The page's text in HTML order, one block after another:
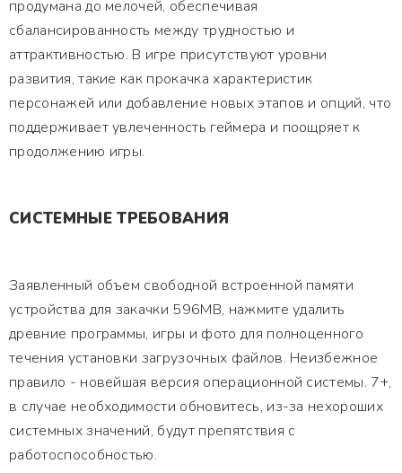
продумана до мелочей, обеспечивая
сбалансированность между трудностью и
аттрактивностью. В игре присутствуют уровни
развития, такие как прокачка характеристик
персонажей или добавление новых этапов и опций, что
поддерживает увлеченность геймера и поощряет к
продолжению игры.
СИСТЕМНЫЕ ТРЕБОВАНИЯ
Заявленный объем свободной встроенной памяти
устройства для закачки 596MB, нажмите удалить
древние программы, игры и фото для полноценного
течения установки загрузочных файлов. Неизбежное
правило - новейшая версия операционной системы. 7+,
в случае необходимости обновитесь, из-за нехороших
системных значений, будут препятствия с
работоспособностью.